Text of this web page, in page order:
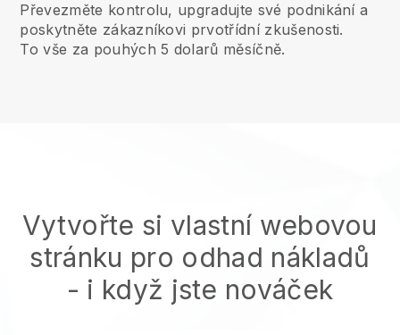
Převezměte kontrolu, upgradujte své podnikání a
poskytněte zákazníkovi prvotřídní zkušenosti.
To vše za pouhých 5 dolarů měsíčně.
Vytvořte si vlastní webovou
stránku pro odhad nákladů
- i když jste nováček